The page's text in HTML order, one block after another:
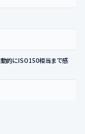
的にISO150相当まで感